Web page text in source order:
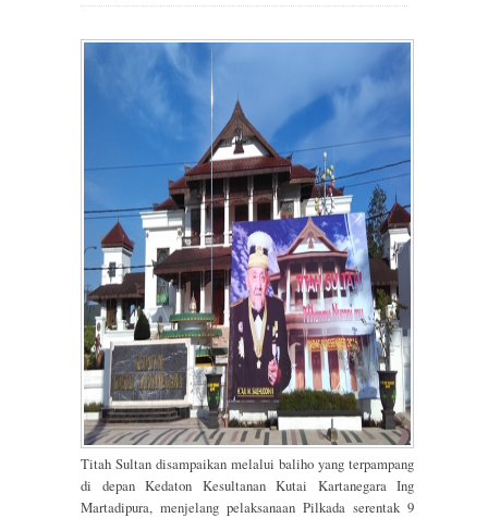
Titah Sultan disampaikan melalui baliho yang terpampang
di depan Kedaton Kesultanan Kutai Kartanegara Ing
Martadipura, menjelang pelaksanaan Pilkada serentak 9